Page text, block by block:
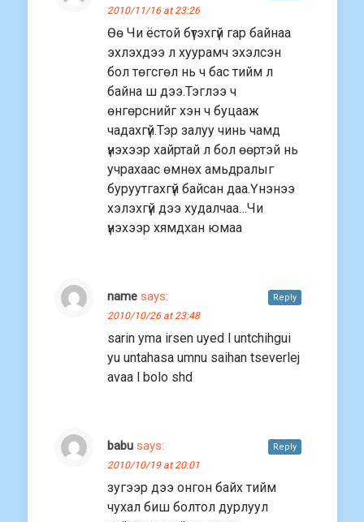
2010/11/16 at 23:26
Өө Чи ёстой бүтэхгүй гар байнаа
эхлэхдээ л хуурамч эхэлсэн
бол төгсгөл нь ч бас тийм л
байна ш дээ.Тэглээ ч
өнгөрснийг хэн ч буцааж
чадахгүй.Тэр залуу чинь чамд
үнэхээр хайртай л бол өөртэй нь
учрахаас өмнөх амьдралыг
буруутгахгүй байсан даа.Үнэнээ
хэлэхгүй дээ худалчаа…Чи
үнэхээр хямдхан юмаа
name says:
2010/10/26 at 23:48
sarin yma irsen uyed l untchihgui
yu untahasa umnu saihan tseverlej
avaa l bolo shd
Reply
babu says:
2010/10/19 at 20:01
зугээр дээ онгон байх тийм
чухал биш болтол дурлуул
Reply